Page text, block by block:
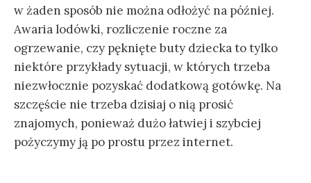
w żaden sposób nie można odłożyć na później.
Awaria lodówki, rozliczenie roczne za
ogrzewanie, czy pęknięte buty dziecka to tylko
niektóre przykłady sytuacji, w których trzeba
niezwłocznie pozyskać dodatkową gotówkę. Na
szczęście nie trzeba dzisiaj o nią prosić
znajomych, ponieważ dużo łatwiej i szybciej
pożyczymy ją po prostu przez internet.